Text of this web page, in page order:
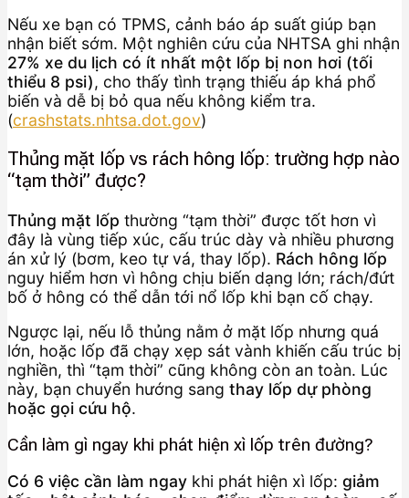
Nếu xe bạn có TPMS, cảnh báo áp suất giúp bạn
nhận biết sớm. Một nghiên cứu của NHTSA ghi nhận
27% xe du lịch có ít nhất một lốp bị non hơi (tối
thiểu 8 psi), cho thấy tình trạng thiếu áp khá phổ
biến và dễ bị bỏ qua nếu không kiểm tra.
(crashstats.nhtsa.dot.gov)
Thủng mặt lốp vs rách hông lốp: trường hợp nào
“tạm thời” được?
Thủng mặt lốp thường “tạm thời” được tốt hơn vì
đây là vùng tiếp xúc, cấu trúc dày và nhiều phương
án xử lý (bơm, keo tự vá, thay lốp). Rách hông lốp
nguy hiểm hơn vì hông chịu biến dạng lớn; rách/đứt
bố ở hông có thể dẫn tới nổ lốp khi bạn cố chạy.
Ngược lại, nếu lỗ thủng nằm ở mặt lốp nhưng quá
lớn, hoặc lốp đã chạy xẹp sát vành khiến cấu trúc bị
nghiền, thì “tạm thời” cũng không còn an toàn. Lúc
này, bạn chuyển hướng sang thay lốp dự phòng
hoặc gọi cứu hộ.
Cần làm gì ngay khi phát hiện xì lốp trên đường?
Có 6 việc cần làm ngay khi phát hiện xì lốp: giảm